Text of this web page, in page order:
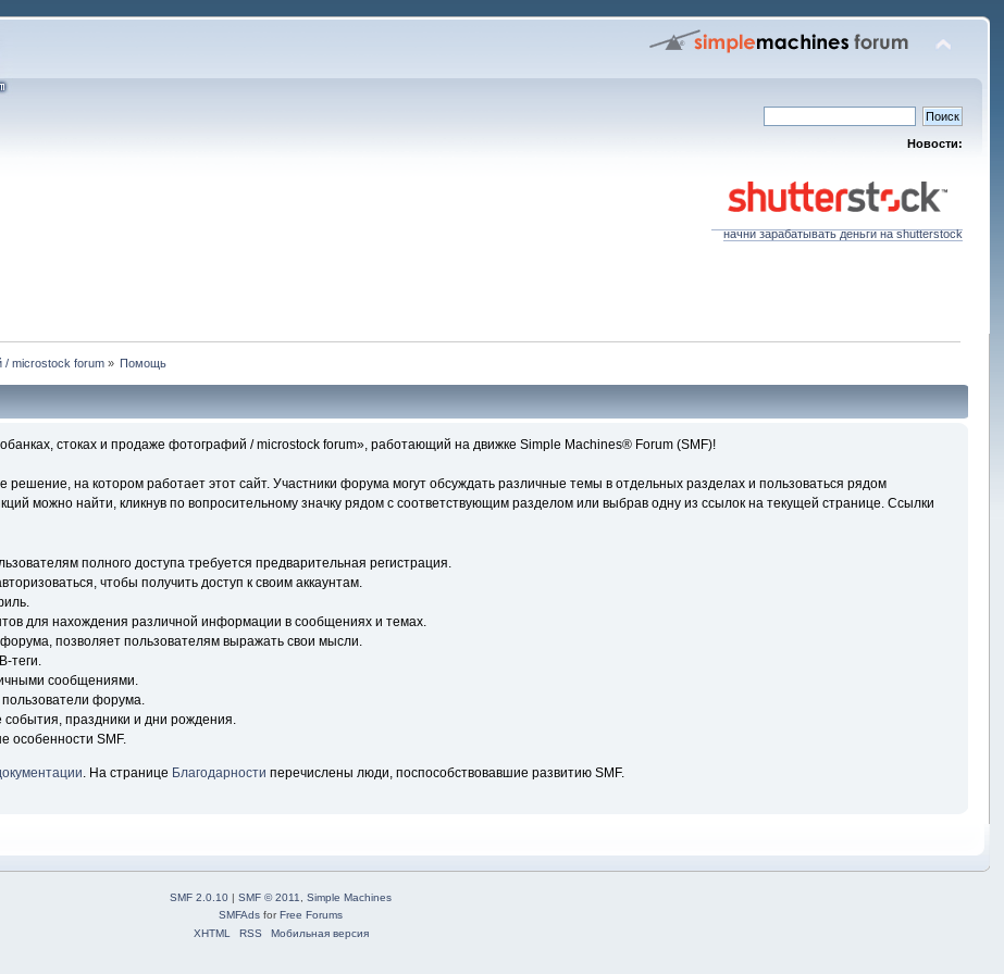
Новости:
начни зарабатывать деньги на shutterstock
/ microstock forum» Помощь
стоках и продаже фотографий / microstock forum», работающий на движке Simple Machines® Forum (SMF)!
на котором работает этот сайт. Участники форума могут обсуждать различные темы в отдельных разделах и пользоваться рядом
можно найти, кликнув по вопросительному значку рядом с соответствующим разделом или выбрав одну из ссылок на текущей странице. Ссылки
полного доступа требуется предварительная регистрация.
чтобы получить доступ к своим аккаунтам.
для нахождения различной информации в сообщениях и темах.
позволяет пользователям выражать свои мысли.
теги.
сообщениями.
форума.
события, праздники и дни рождения.
особенности SMF.
. На странице Благодарности перечислены люди, поспособствовавшие развитию SMF.
SMF 2.0.10 |SMF © 2011,Simple Machines
SMFAds forFree Forums
XHTML
RSS Мобильная версия